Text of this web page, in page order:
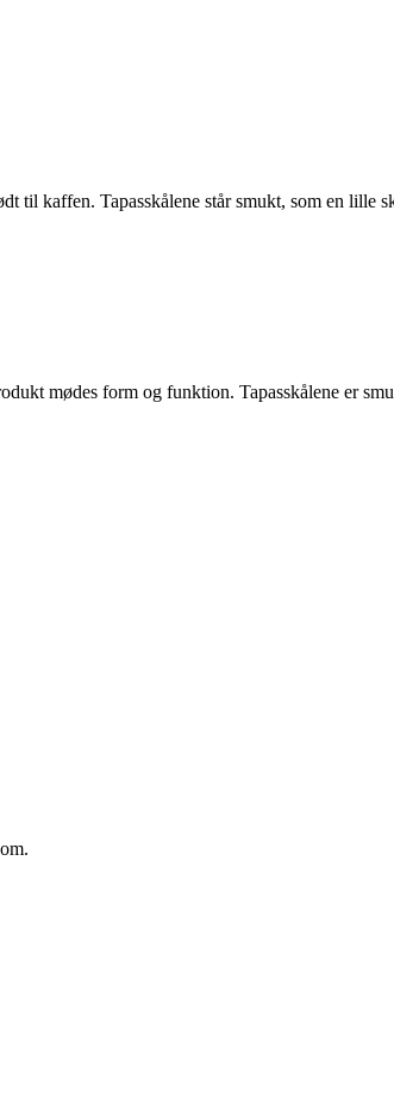
til kaffen. Tapasskålene står smukt, som en lille
mødes form og funktion. Tapasskålene er